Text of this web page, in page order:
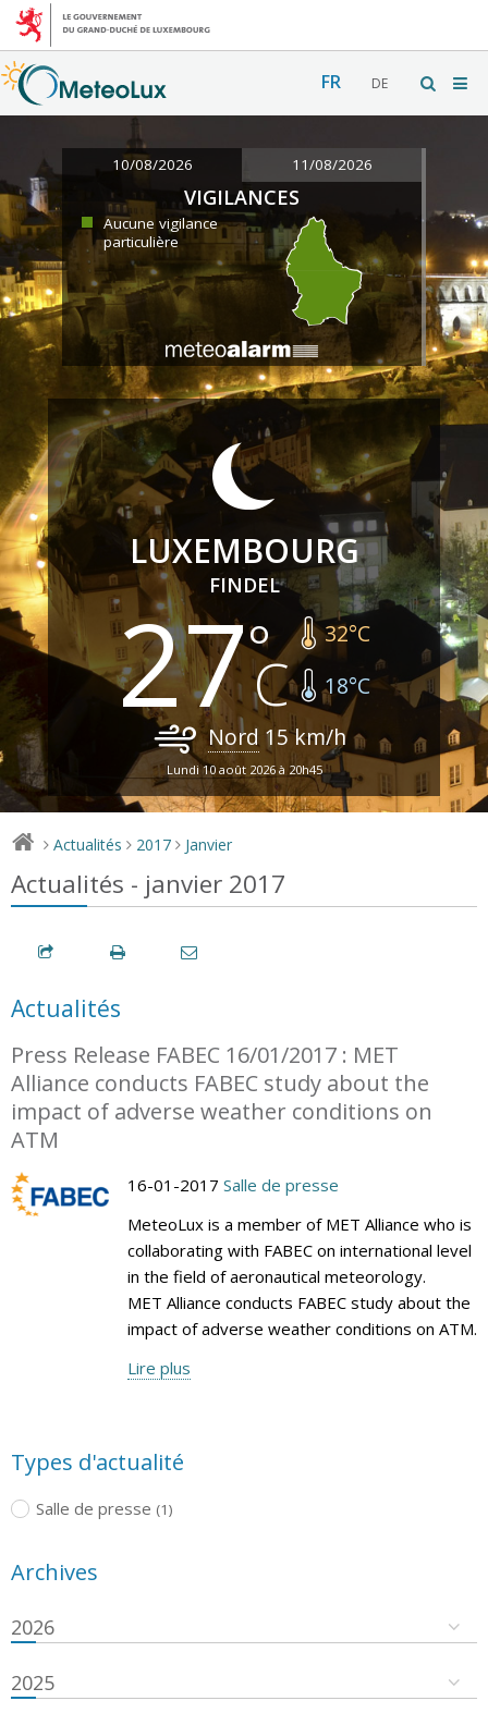
FR DE
10/08/2026 11/08/2026
VIGILANCES
Aucune vigilance
particulière
LUXEMBOURG
FINDEL
27 32°C
18°C
Nord 15km/h
Lundi 10 août 2026 à 20h45
> Actualités > 2017 > Janvier
Actualités - janvier 2017
Actualités
Press Release FABEC 16/01/2017 : MET
Alliance conducts FABEC study about the
impact of adverse weather conditions on
ATM
16-01-2017 Salle de presse
MeteoLux is a member of MET Alliance who is
collaborating with FABEC on international level
in the field of aeronautical meteorology.
MET Alliance conducts FABEC study about the
impact of adverse weather conditions on ATM.
Lire plus
Types d'actualité
Salle de presse (1)
Archives
2026
2025